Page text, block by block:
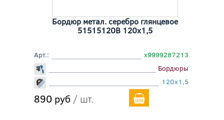
Бордюр метал. серебро глянцевое
51515120B 120x1,5
Арт.:
х9999287213
Бордюры
120x1,5
890 руб / шт.